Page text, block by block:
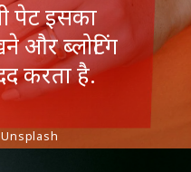
पेट इसका
और ब्लोटिंग
करता है.